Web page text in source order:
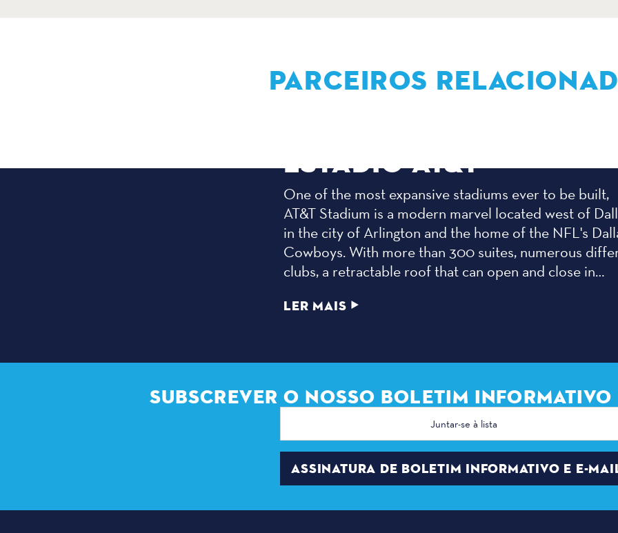
PARCEIROS
ESTÁDIO AT&T
One of the most expansive stadiums ever to be built,
AT&T Stadium is a modern marvel located west of
in the city of Arlington and the home of the NFL's
Cowboys. With more than 300 suites, numerous
clubs, a retractable roof that can open and close in…
LER MAIS
SUBSCREVER O NOSSO BOLETIM
Endereço
eletrónico
ASSINATURA DE BOLETIM INFORMATIVO E E-